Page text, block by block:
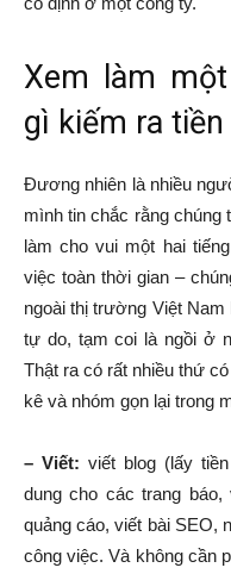
Xem làm
gì kiếm ra tiền
Đương nhiên là nhiều
mình tin chắc rằng chúng
làm cho vui một hai
việc toàn thời gian –
ngoài thị trường Việt
tự do, tạm coi là ngồi ở
Thật ra có rất nhiều thứ
kê và nhóm gọn lại trong
– Viết: viết blog (lấy
dung cho các trang
quảng cáo, viết bài SEO,
công việc. Và không cần